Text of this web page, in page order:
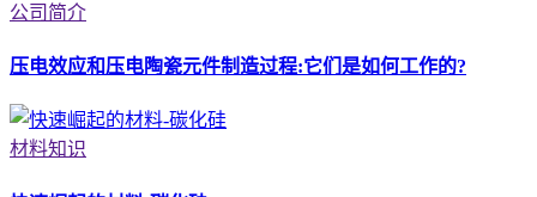
公司简介
压电效应和压电陶瓷元件制造过程:它们是如何工作的?
材料知识